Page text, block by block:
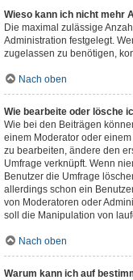
Wieso kann ich nicht mehr
Die maximal zulässige
Administration festgelegt.
zugelassen zu benötigen,
Nach oben
Wie bearbeite oder lösche
Wie bei den Beiträgen
einem Moderator oder
zu bearbeiten, ändere den
Umfrage verknüpft. Wenn
Benutzer die Umfrage
allerdings schon ein
von Moderatoren oder
soll die Manipulation von
Nach oben
Warum kann ich auf